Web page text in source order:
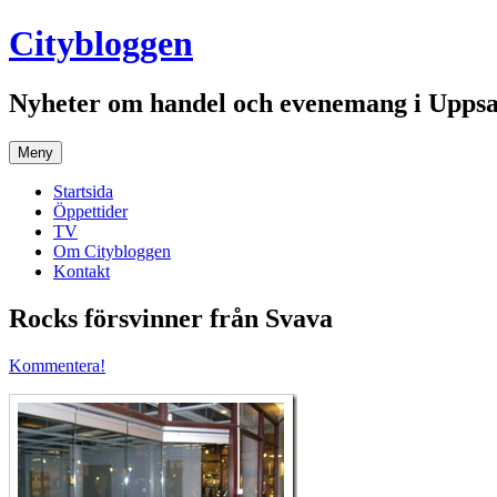
Hoppa
till
Citybloggen
Nyheter om handel och evenemang i
Meny
Startsida
Öppettider
TV
Om Citybloggen
Kontakt
Rocks försvinner från Svava
Kommentera!